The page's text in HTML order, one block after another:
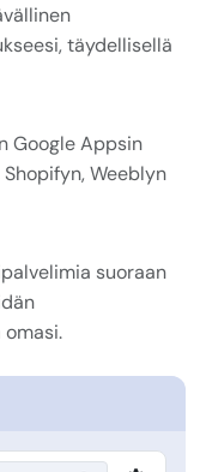
täydellisellä
Google Appsin
Weeblyn
suoraan